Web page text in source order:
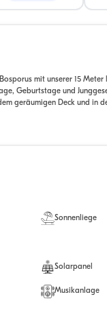
mit unserer 15
Geburtstage und
geräumigen Deck und in
Sonnenliege
Solarpanel
Musikanlage